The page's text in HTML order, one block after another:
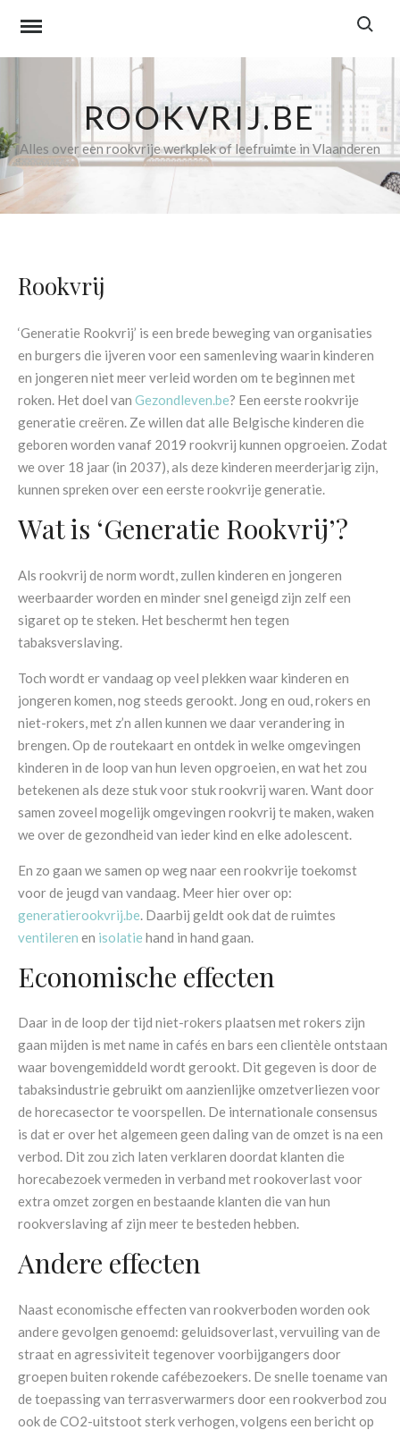
content
ROOKVRIJ.BE
Alles over een rookvrije werkplek of leefruimte in Vlaanderen
Rookvrij
‘Generatie Rookvrij’ is een brede beweging van organisaties
en burgers die ijveren voor een samenleving waarin kinderen
en jongeren niet meer verleid worden om te beginnen met
roken. Het doel vanGezondleven.be? Een eerste rookvrije
generatie creëren. Ze willen dat alle Belgische kinderen die
geboren worden vanaf 2019 rookvrij kunnen opgroeien. Zodat
we over 18 jaar (in 2037), als deze kinderen meerderjarig zijn,
kunnen spreken over een eerste rookvrije generatie.
Wat is ‘Generatie Rookvrij’?
Als rookvrij de norm wordt, zullen kinderen en jongeren
weerbaarder worden en minder snel geneigd zijn zelf een
sigaret op te steken. Het beschermt hen tegen
tabaksverslaving.
Toch wordt er vandaag op veel plekken waar kinderen en
jongeren komen, nog steeds gerookt. Jong en oud, rokers en
niet-rokers, met z’n allen kunnen we daar verandering in
brengen. Op de routekaart en ontdek in welke omgevingen
kinderen in de loop van hun leven opgroeien, en wat het zou
betekenen als deze stuk voor stuk rookvrij waren. Want door
samen zoveel mogelijk omgevingen rookvrij te maken, waken
we over de gezondheid van ieder kind en elke adolescent.
En zo gaan we samen op weg naar een rookvrije toekomst
voor de jeugd van vandaag. Meer hier over op:
generatierookvrij.be . Daarbij geldt ook dat de ruimtes
ventileren en isolatie hand in hand gaan.
Economische effecten
Daar in de loop der tijd niet-rokers plaatsen met rokers zijn
gaan mijden is met name in cafés en bars een clientèle ontstaan
waar bovengemiddeld wordt gerookt. Dit gegeven is door de
tabaksindustrie gebruikt om aanzienlijke omzetverliezen voor
de horecasector te voorspellen. De internationale consensus
is dat er over het algemeen geen daling van de omzet is na een
verbod. Dit zou zich laten verklaren doordat klanten die
horecabezoek vermeden in verband met rookoverlast voor
extra omzet zorgen en bestaande klanten die van hun
rookverslaving af zijn meer te besteden hebben.
Andere effecten
Naast economische effecten van rookverboden worden ook
andere gevolgen genoemd: geluidsoverlast, vervuiling van de
straat en agressiviteit tegenover voorbijgangers door
groepen buiten rokende cafébezoekers. De snelle toename van
de toepassing van terrasverwarmers door een rookverbod zou
ook de CO2-uitstoot sterk verhogen, volgens een bericht op